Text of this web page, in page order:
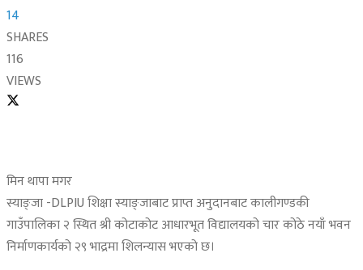
14
SHARES
116
VIEWS
मिन थापा मगर
स्याङ्जा -DLPIU शिक्षा स्याङ्जाबाट प्राप्त अनुदानबाट कालीगण्डकी
गाउँपालिका २ स्थित श्री कोटाकोट आधारभूत विद्यालयको चार कोठे नयाँ भवन
निर्माणकार्यको २९ भाद्रमा शिलन्यास भएको छ।